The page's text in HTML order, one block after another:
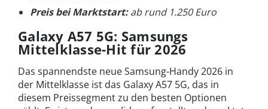
Preis bei Marktstart:ab rund 1.250 Euro
Galaxy A57 5G: Samsungs
Mittelklasse-Hit für 2026
Das spannendste neue Samsung-Handy 2026 in
der Mittelklasse ist das Galaxy A57 5G, das in
diesem Preissegment zu den besten Optionen